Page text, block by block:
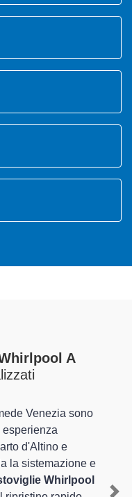
A
Venezia sono
d'Altino e
la sistemazione e
Whirlpool